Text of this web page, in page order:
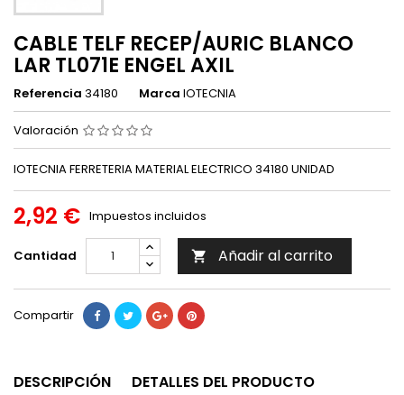
CABLE TELF RECEP/AURIC BLANCO
LAR TL071E ENGEL AXIL
Referencia 34180 Marca IOTECNIA
Valoración
IOTECNIA FERRETERIA MATERIAL ELECTRICO 34180 UNIDAD
2,92 € Impuestos incluidos
Cantidad  Añadir al carrito
Compartir
DESCRIPCIÓN
DETALLES DEL PRODUCTO